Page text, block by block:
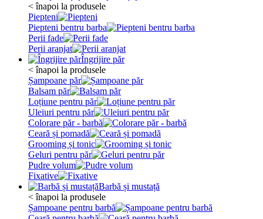
< înapoi la produsele
Piepteni
Piepteni bentru barba
Perii fade
Perii aranjat
Îngrijire păr
< înapoi la produsele
Șampoane păr
Balsam păr
Loțiune pentru păr
Uleiuri pentru păr
Colorare păr - barbă
Ceară și pomadă
Grooming și tonic
Geluri pentru păr
Pudre volum
Fixative
Barbă și mustață
< înapoi la produsele
Șampoane pentru barbă